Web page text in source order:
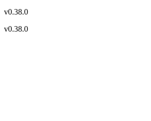
v0.38.0
v0.38.0